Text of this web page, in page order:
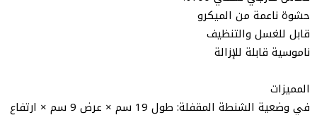
حشوة ناعمة من الميكرو
قابل للغسل والتنظيف
ناموسية قابلة للإزالة
المميزات
في وضعية الشنطة المقفلة: طول 19 سم × عرض 9 سم × ارتفاع